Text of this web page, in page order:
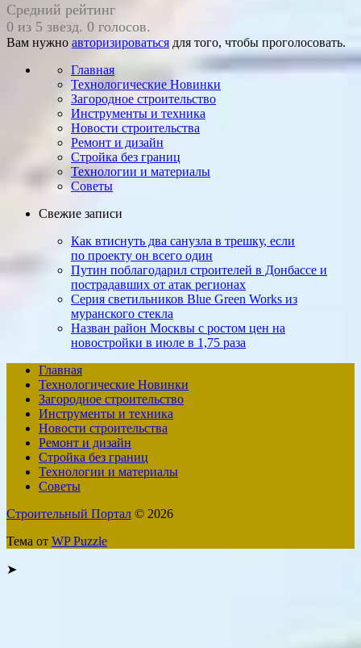
Средний рейтинг
0 из 5 звезд. 0 голосов.
Вам нужно авторизироваться для того, чтобы проголосовать.
Главная
Технологические Новинки
Загородное строительство
Инструменты и техника
Новости строительства
Ремонт и дизайн
Стройка без границ
Технологии и материалы
Советы
Свежие записи
Как втиснуть два санузла в трешку, если
по проекту он всего один
Путин поблагодарил строителей в Донбассе и
пострадавших от атак регионах
Серия светильников Blue Green Works из
муранского стекла
Назван район Москвы с ростом цен на
новостройки в июле в 1,75 раза
Главная
Технологические Новинки
Загородное строительство
Инструменты и техника
Новости строительства
Ремонт и дизайн
Стройка без границ
Технологии и материалы
Советы
Строительный Портал © 2026
Тема от WP Puzzle
➤